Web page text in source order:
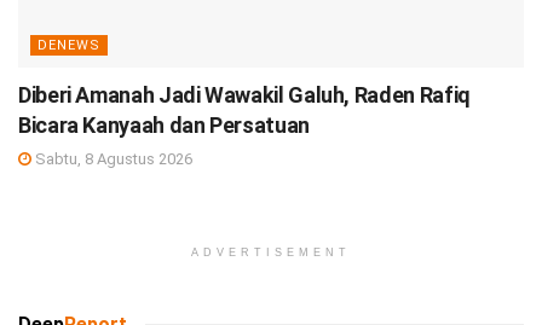
DENEWS
Diberi Amanah Jadi Wawakil Galuh, Raden Rafiq
Bicara Kanyaah dan Persatuan
Sabtu, 8 Agustus 2026
ADVERTISEMENT